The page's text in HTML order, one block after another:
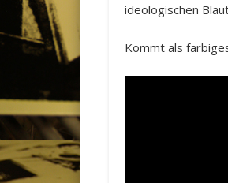
ideologischen
Kommt als